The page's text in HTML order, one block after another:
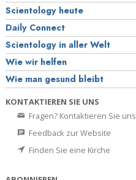
Scientology heute
Daily Connect
Scientology in aller Welt
Wie wir helfen
Wie man gesund bleibt
KONTAKTIEREN SIE UNS
Fragen? Kontaktieren Sie uns
Feedback zur Website
Finden Sie eine Kirche